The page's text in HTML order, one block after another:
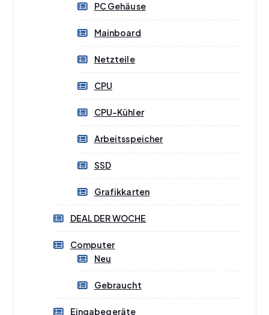
PC Gehäuse
Mainboard
Netzteile
CPU
CPU-Kühler
Arbeitsspeicher
SSD
Grafikkarten
DEAL DER WOCHE
Computer
Neu
Gebraucht
Eingabegeräte